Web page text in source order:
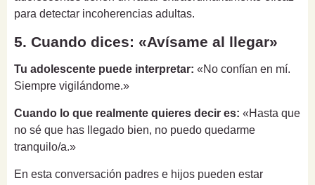
para detectar incoherencias adultas.
5. Cuando dices: «Avísame al llegar»
Tu adolescente puede interpretar: «No confían en mí.
Siempre vigilándome.»
Cuando lo que realmente quieres decir es: «Hasta que
no sé que has llegado bien, no puedo quedarme
tranquilo/a.»
En esta conversación padres e hijos pueden estar